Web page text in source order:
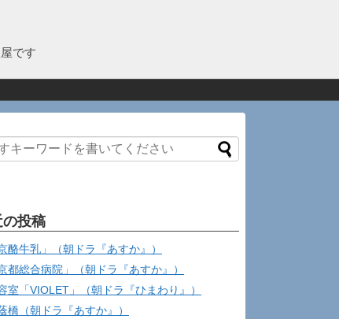
です
の投稿
京酪牛乳」（朝ドラ『あすか』）
京都総合病院」（朝ドラ『あすか』）
室「VIOLET」（朝ドラ『ひまわり』）
橋（朝ドラ『あすか』）